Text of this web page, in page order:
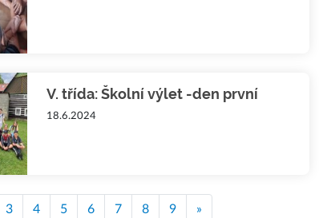
V. třída: Školní výlet -den první
18.6.2024
3 4 5 6 7 8 9 »